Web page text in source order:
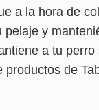
a la hora de
y
a tu
de